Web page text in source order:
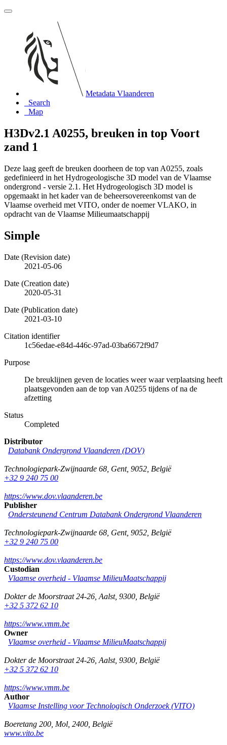
Metadata Vlaanderen
Search
Map
H3Dv2.1 A0255, breuken in top Voort
zand 1
Deze laag geeft de breuken doorheen de top van A0255, zoals
gedefinieerd in het Hydrogeologische 3D model van de Vlaamse
ondergrond - versie 2.1. Het Hydrogeologisch 3D model is
opgemaakt in het kader van de beheersovereenkomst van de
Vlaamse overheid met VITO, onder de noemer VLAKO, in
opdracht van de Vlaamse Milieumaatschappij
Simple
Date (Revision date)
2021-05-06
Date (Creation date)
2020-05-31
Date (Publication date)
2021-03-10
Citation identifier
1c56edae-e84d-446c-97ad-03ba6672f9d7
Purpose
De breuklijnen geven de locaties weer waar verplaatsing heeft
plaatsgevonden aan de top van A0255 tijdens of na de
afzetting
Status
Completed
Distributor
Databank Ondergrond Vlaanderen (DOV)
Technologiepark-Zwijnaarde 68 Gent, 9052 België
+32 9 240 75 00
https://www.dov.vlaanderen.be
Publisher
Ondersteunend Centrum Databank Ondergrond Vlaanderen
Technologiepark-Zwijnaarde 68 Gent, 9052 België
+32 9 240 75 00
https://www.dov.vlaanderen.be
Custodian
Vlaamse overheid - Vlaamse MilieuMaatschappij
Dokter de Moorstraat 24-26 Aalst, 9300 België
+32 5 372 62 10
https://www.vmm.be
Owner
Vlaamse overheid - Vlaamse MilieuMaatschappij
Dokter de Moorstraat 24-26 Aalst, 9300 België
+32 5 372 62 10
https://www.vmm.be
Author
Vlaamse Instelling voor Technologisch Onderzoek (VITO)
Boeretang 200 Mol 2400 België
www.vito.be